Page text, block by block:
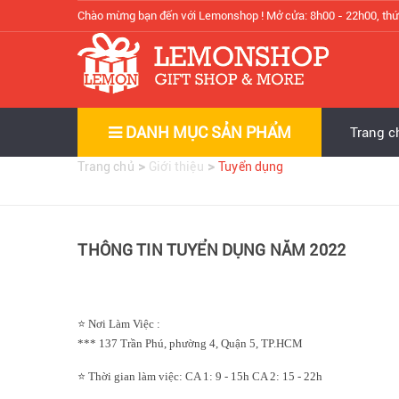
Chào mừng bạn đến với Lemonshop ! Mở cửa: 8h00 - 22h00,
DANH MỤC SẢN PHẨM Trang
Trang chủ > Giới thiệu >Tuyển dụng
THÔNG TIN TUYỂN DỤNG NĂM 2022
⭐ Nơi Làm Việc :
*** 137 Trần Phú, phường 4, Quận 5, TP.HCM
⭐ Thời gian làm việc: CA 1: 9 - 15h CA 2: 15 - 22h